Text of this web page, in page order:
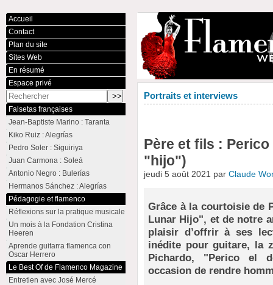
Portraits et interviews
Père et fils :
"hijo")
jeudi 5 août 2021 parClaude
Grâce à la courtoisie de
Lunar Hijo", et de notre
plaisir d’offrir à ses
inédite pour guitare, la
Pichardo, "Perico el
occasion de rendre
Accueil
Contact
Plan du site
Sites Web
En résumé
Espace privé
Falsetas françaises
Jean-Baptiste Marino : Taranta
Kiko Ruiz : Alegrías
Pedro Soler : Siguiriya
Juan Carmona : Soleá
Antonio Negro : Bulerías
Hermanos Sánchez : Alegrías
Pédagogie et flamenco
Réflexions sur la pratique musicale
Un mois à la Fondation Cristina
Heeren
Aprende guitarra flamenca con
Oscar Herrero
Le Best Of de Flamenco Magazine
Entretien avec José Mercé